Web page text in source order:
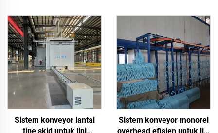
Sistem konveyor lantai
tipe skid untuk lini
Sistem konveyor monorel
overhead efisien untuk lini